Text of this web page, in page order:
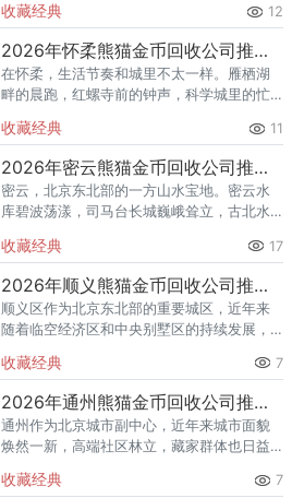
红螺寺的香火绵延不绝——怀柔的藏家群体
也在悄然壮大。熊猫金币，作为
收藏经典 12
2026年怀柔熊猫金币回收公司推荐 怀柔哪里回收熊猫金币
在怀柔，生活节奏和城里不太一样。雁栖湖
畔的晨跑，红螺寺前的钟声，科学城里的忙
值。熊猫金币作为兼具投资与收藏属性的热
门品种，在怀柔的藏家圈子里一
收藏经典 11
2026年密云熊猫金币回收公司推荐 密云回收熊猫金币正规渠道
密云，北京东北部的一方山水宝地。密云水
库碧波荡漾，司马台长城巍峨耸立，古北水
的土地上，越来越多的人开始关注钱币收
藏，熊猫金币凭借其国家法定货币
收藏经典 17
2026年顺义熊猫金币回收公司推荐 顺义回收熊猫金币渠道
顺义区作为北京东北部的重要城区，近年来
随着临空经济区和中央别墅区的持续发展，
量也在稳步增长。然而，不少顺义藏家在考
虑出手熊猫金币时，总会遇到一
收藏经典 7
2026年通州熊猫金币回收公司推荐 通州出手熊猫金币藏家该选哪家？
通州作为北京城市副中心，近年来城市面貌
焕然一新，高端社区林立，藏家群体也日益
爱琴海购物公园，从行政办公区到运河商务
收藏经典 7